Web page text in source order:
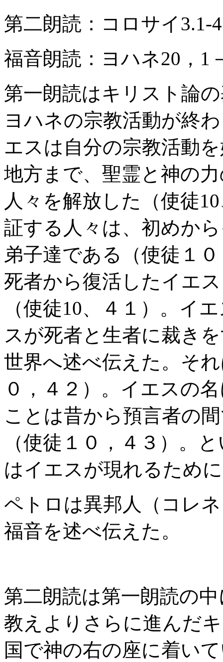
第二朗読：コロサイ3.1‐4
福音朗読：ヨハネ20，1
第一朗読はキリスト論
ヨハネの宗教活動が終
エスは自分の宗教活動
地方まで、聖霊と神の
人々を解放した（使徒
証する人々は、初めか
弟子達である（使徒１
死者から復活したイエ
（使徒10、４１）。イ
スが死者と生者に裁き
世界へ述べ伝えた。そ
０，４２）。イエスの
ことは昔から預言者の
（使徒１０，４３）。
はイエスが現れるため
ペトロは異邦人（コレ
福音を述べ伝えた。
第二朗読は第一朗読の
教えよりさらに進んだ
国で神の右の座に着い